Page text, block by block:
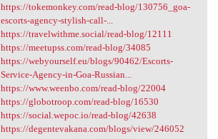
https://tokemonkey.com/read-blog/130756_goa-
escorts-agency-stylish-call-...
https://travelwithme.social/read-blog/12111
https://meetupss.com/read-blog/34085
https://webyourself.eu/blogs/90462/Escorts-
Service-Agency-in-Goa-Russian...
https://www.weenbo.com/read-blog/22004
https://globotroop.com/read-blog/16530
https://social.wepoc.io/read-blog/42638
https://degentevakana.com/blogs/view/246052